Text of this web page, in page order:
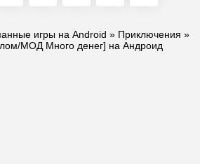
игры на Android » Приключения »
МОД Много денег] на Андроид